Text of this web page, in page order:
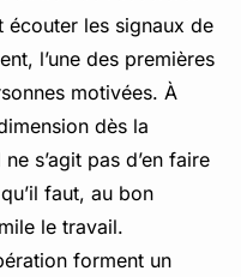
écouter les signaux de
l’une des premières
motivées. À
dès la
s’agit pas d’en faire
faut, au bon
le travail.
forment un